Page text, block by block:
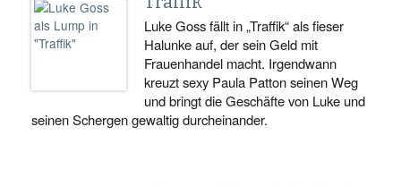
Luke Goss fällt in „Traffik“ als fieser
Halunke auf, der sein Geld mit
Frauenhandel macht. Irgendwann
kreuzt sexy Paula Patton seinen Weg
und bringt die Geschäfte von Luke und
seinen Schergen gewaltig durcheinander.